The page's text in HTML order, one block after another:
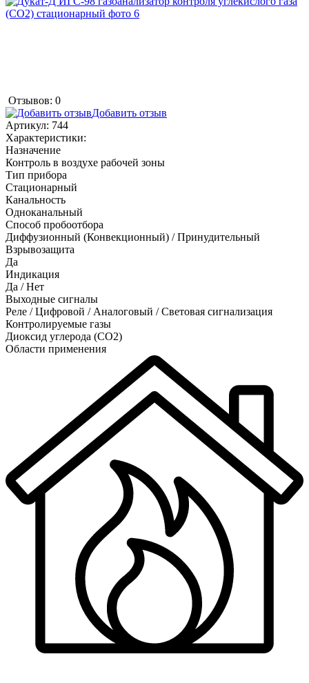
Отзывов: 0
Добавить отзыв
Артикул: 744
Характеристики:
Назначение
Контроль в воздухе рабочей зоны
Тип прибора
Стационарный
Канальность
Одноканальный
Способ пробоотбора
Диффузионный (Конвекционный) / Принудительный
Взрывозащита
Да
Индикация
Да / Нет
Выходные сигналы
Реле / Цифровой / Аналоговый / Световая сигнализация
Контролируемые газы
Диоксид углерода (CO2)
Области применения